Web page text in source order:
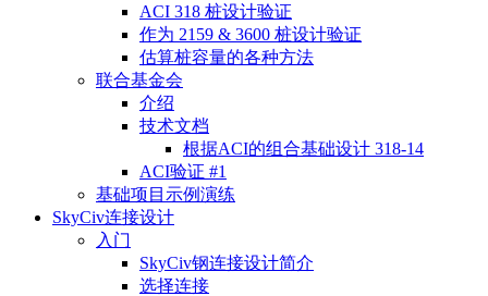
ACI 318 桩设计验证
作为 2159 & 3600 桩设计验证
估算桩容量的各种方法
联合基金会
介绍
技术文档
根据ACI的组合基础设计 318-14
ACI验证 #1
基础项目示例演练
SkyCiv连接设计
入门
SkyCiv钢连接设计简介
选择连接